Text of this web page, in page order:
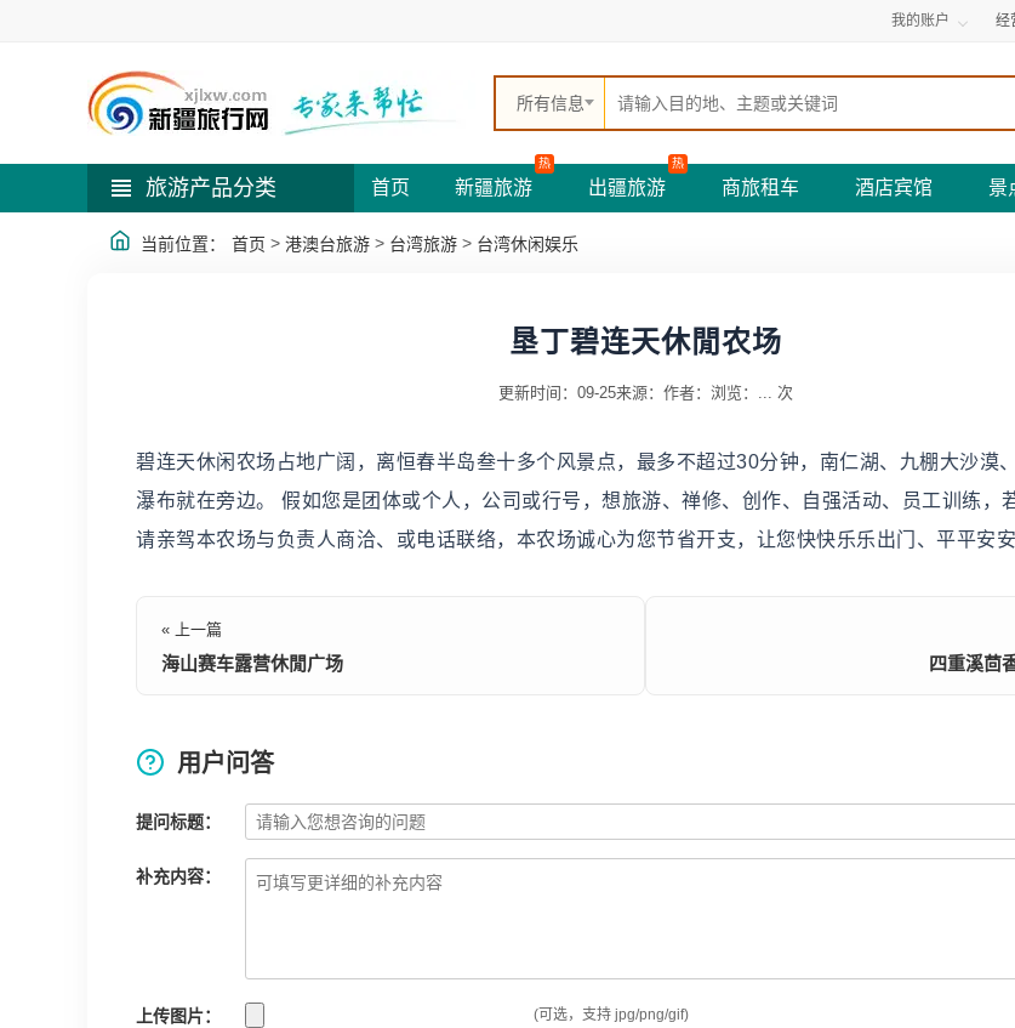
我的账户 经
所有信息
旅游产品分类 首页 新疆旅游
热
出疆旅游
热
商旅租车 酒店宾馆 景
当前位置： 首页 > 港澳台旅游 > 台湾旅游 > 台湾休闲娱乐
垦丁碧连天休閒农场
更新时间：09-25来源： 作者： 浏览： ... 次
碧连天休闲农场占地广阔，离恒春半岛叁十多个风景点，最多不超过30分钟，南仁湖、九棚大沙漠
瀑布就在旁边。 假如您是团体或个人，公司或行号，想旅游、禅修、创作、自强活动、员工训练，
请亲驾本农场与负责人商洽、或电话联络，本农场诚心为您节省开支，让您快快乐乐出门、平平安安
« 上一篇
海山赛车露营休閒广场 四重溪茴
用户问答
提问标题：
补充内容：
上传图片： (可选，支持 jpg/png/gif)